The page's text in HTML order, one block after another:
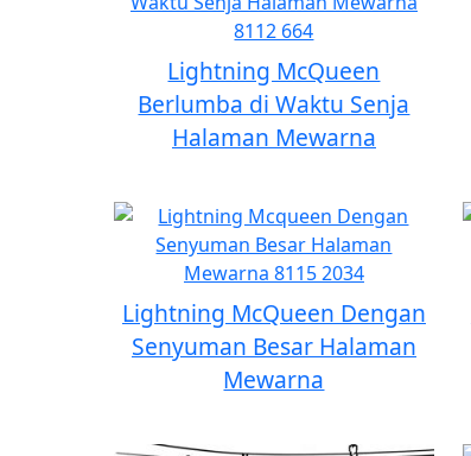
Lightning McQueen
Berlumba di Waktu Senja
Halaman Mewarna
Lightning McQueen Dengan
Senyuman Besar Halaman
Mewarna